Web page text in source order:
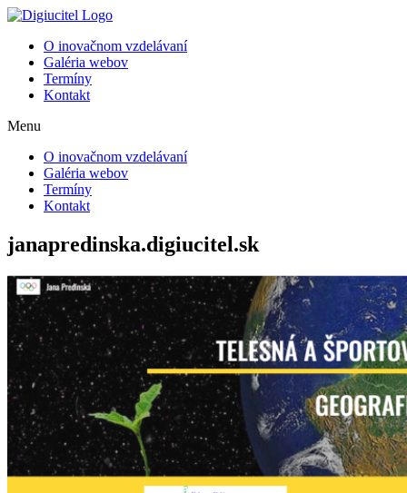
Preskočiť
obsah
O inovačnom vzdelávaní
Galéria webov
Termíny
Kontakt
Menu
O inovačnom vzdelávaní
Galéria webov
Termíny
Kontakt
janapredinska.digiucitel.sk